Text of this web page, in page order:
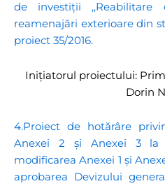
de investiții
reamenajări exterioare din
proiect 35/2016.
Inițiatorul proiectului:
Dorin
4.Proiect de hotărâre
Anexei 2 și Anexei 3 la
modificarea Anexei 1 și
aprobarea Devizului